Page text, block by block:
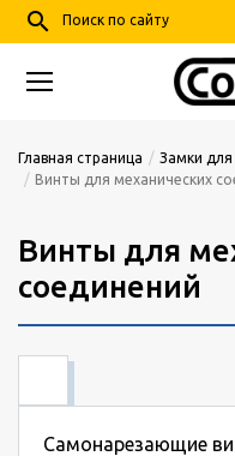
search Поиск по сайту
+7
Главная страница
Замки для
Винты для механических
Винты для
соединений
Самонарезающие